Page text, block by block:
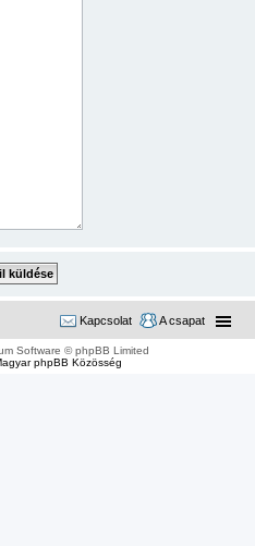
A csapat
Kapcsolat
Software © phpBB Limited
phpBB Közösség